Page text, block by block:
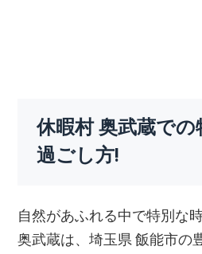
休暇村 奥武蔵で
過ごし方!
自然があふれる中で特別な
奥武蔵は、埼玉県 飯能市の